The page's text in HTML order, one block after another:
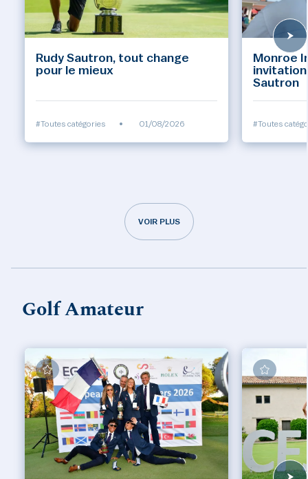
Rudy Sautron, tout change
pour le mieux
#Toutes catégories • 01/08/2026
Monroe
invitation
Sautron
#Toutes
VOIR PLUS
Golf Amateur